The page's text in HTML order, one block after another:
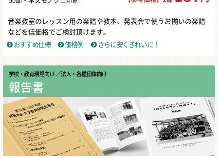
音楽教室のレッスン用の楽譜や教本、発表会で使うお揃いの楽譜
などを低価格でご検討頂けます。
おすすめ仕様
価格例 さらに安くきれいに！
学校・教育現場向け ／ 法人・各種団体向け
報告書